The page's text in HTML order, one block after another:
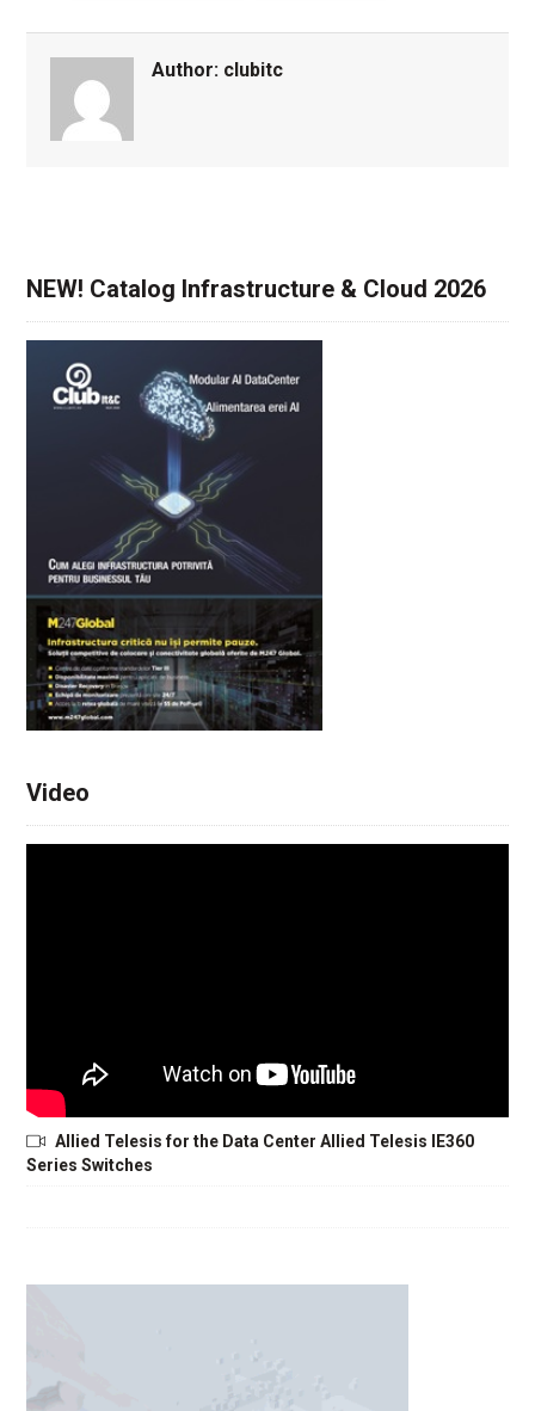
Author: clubitc
NEW! Catalog Infrastructure & Cloud 2026
Video
Allied Telesis for the Data Center Allied Telesis IE360
Series Switches